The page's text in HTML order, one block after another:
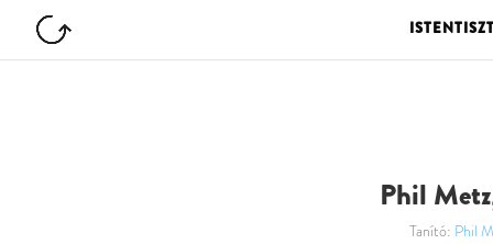
Phil
Tanító: Phil